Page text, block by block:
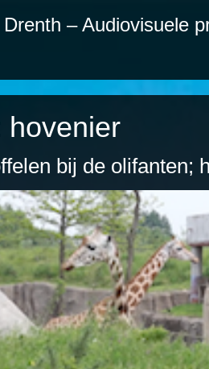
Drenth – Audiovisuele
hovenier
bij de olifanten;